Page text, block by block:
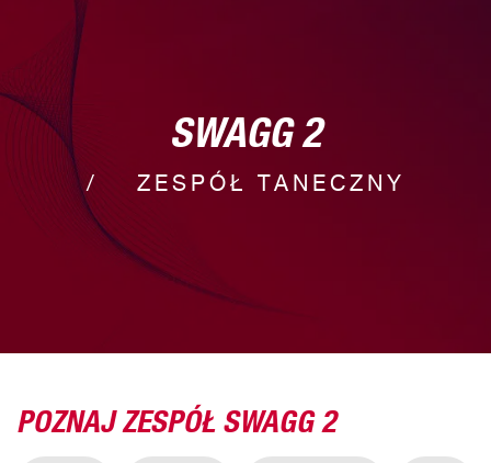
SWAGG 2
ZESPÓŁ TANECZNY
POZNAJ ZESPÓŁ SWAGG 2